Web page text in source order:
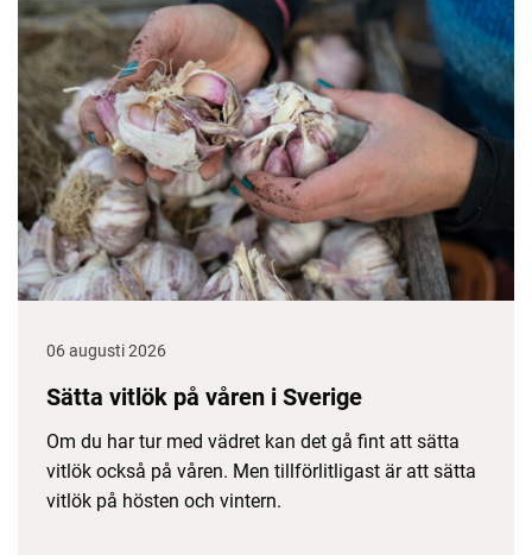
06 augusti 2026
Sätta vitlök på våren i Sverige
Om du har tur med vädret kan det gå fint att sätta
vitlök också på våren. Men tillförlitligast är att sätta
vitlök på hösten och vintern.